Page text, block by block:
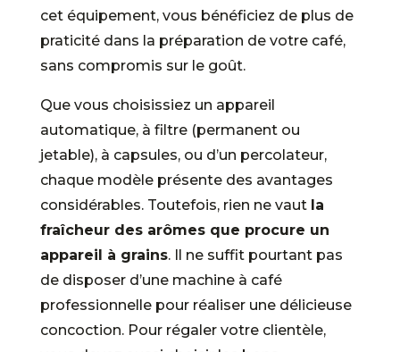
cet équipement, vous bénéficiez de plus de
praticité dans la préparation de votre café,
sans compromis sur le goût.
Que vous choisissiez un appareil
automatique, à filtre (permanent ou
jetable), à capsules, ou d’un percolateur,
chaque modèle présente des avantages
considérables. Toutefois, rien ne vaut la
fraîcheur des arômes que procure un
appareil à grains. Il ne suffit pourtant pas
de disposer d’une machine à café
professionnelle pour réaliser une délicieuse
concoction. Pour régaler votre clientèle,